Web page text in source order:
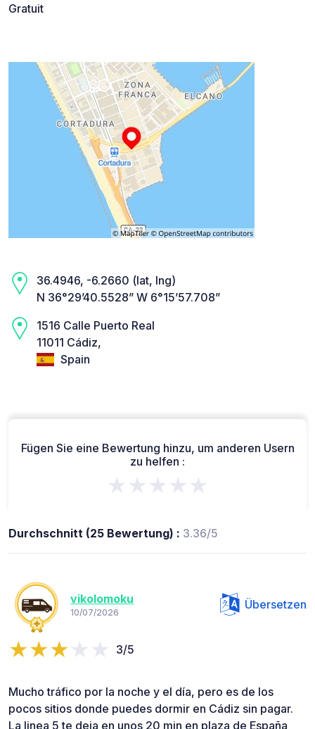
Gratuit
36.4946, -6.2660 (lat, lng)
N 36°29’40.5528” W 6°15’57.708”
1516 Calle Puerto Real
11011 Cádiz,
Spain
Fügen Sie eine Bewertung hinzu, um anderen Usern
zu helfen :
★★★★★
Durchschnitt (25 Bewertung) : 3.36/5
vikolomoku
10/07/2026
Übersetzen
3/5
Mucho tráfico por la noche y el día, pero es de los
pocos sitios donde puedes dormir en Cádiz sin pagar.
La linea 5 te deja en unos 20 min en plaza de España